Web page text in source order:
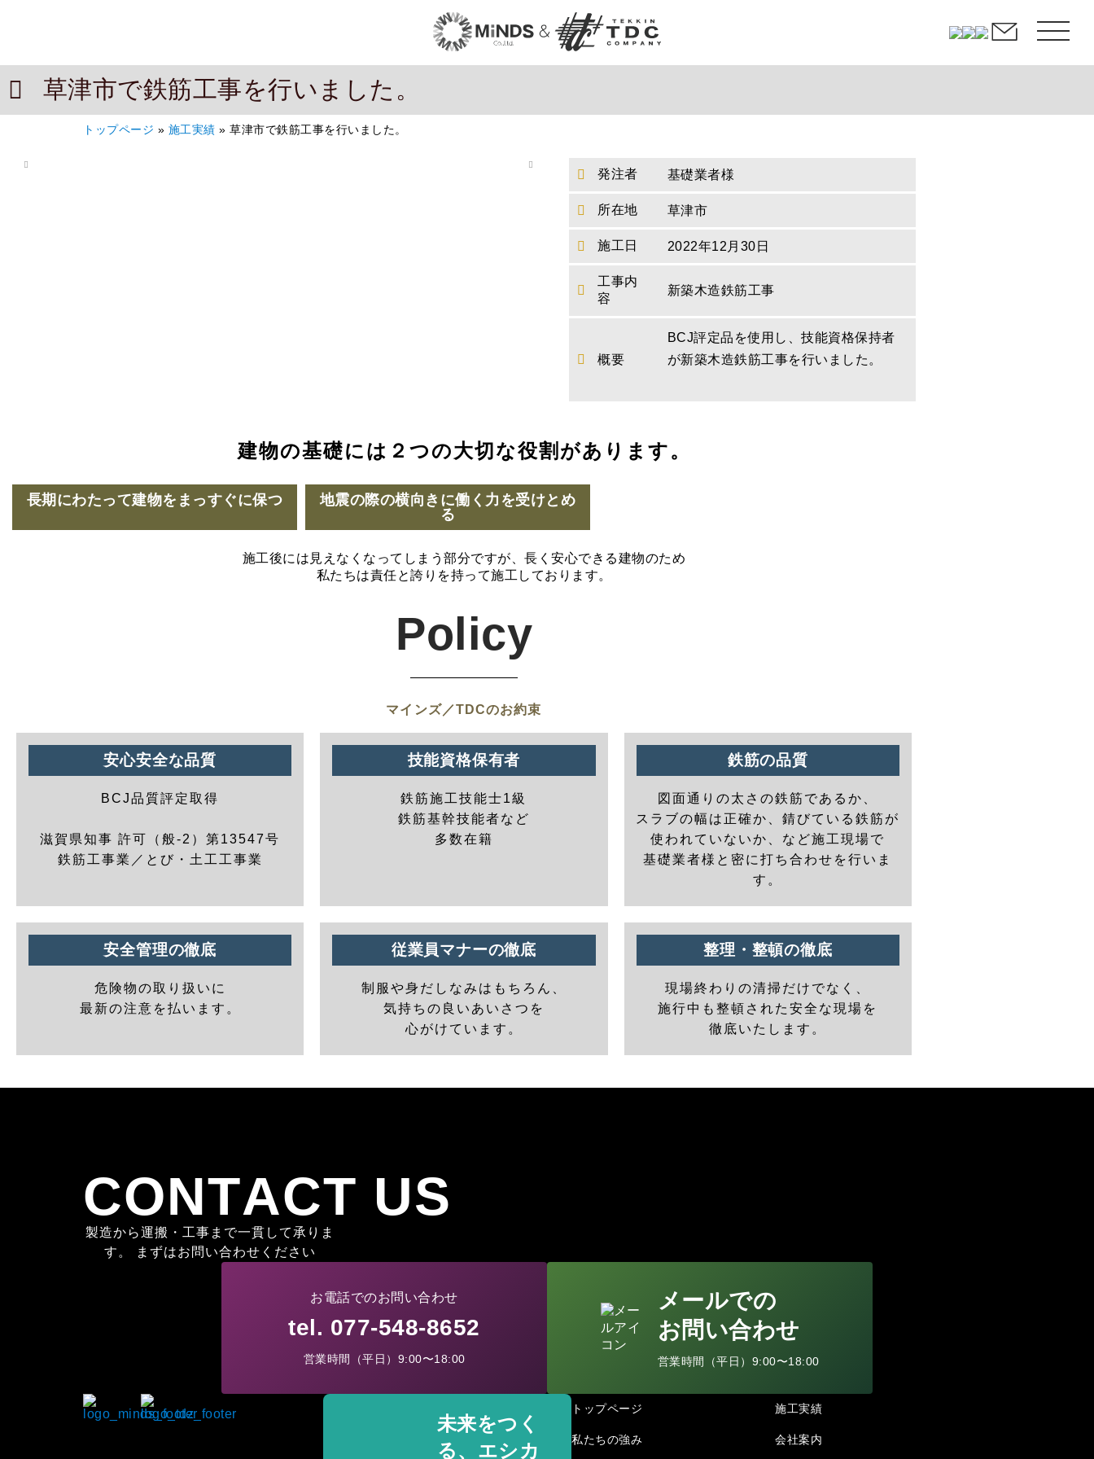
草津市で鉄筋工事を行いました。
トップページ » 施工実績 » 草津市で鉄筋工事を行いました。
発注者 基礎業者様
所在地 草津市
施工日 2022年12月30日
工事内
容
新築木造鉄筋工事
概要
BCJ評定品を使用し、技能資格保持者
が新築木造鉄筋工事を行いました。
建物の基礎には２つの大切な役割があります。
長期にわたって建物をまっすぐに保つ
地震の際の横向きに働く力を受けとめ
る
施工後には見えなくなってしまう部分ですが、長く安心できる建物のため
私たちは責任と誇りを持って施工しております。
Policy
マインズ／TDCのお約束
安心安全な品質
BCJ品質評定取得
滋賀県知事 許可（般-2）第13547号
鉄筋工事業／とび・土工工事業
技能資格保有者
鉄筋施工技能士1級
鉄筋基幹技能者など
多数在籍
鉄筋の品質
図面通りの太さの鉄筋であるか、
スラブの幅は正確か、錆びている鉄筋が
使われていないか、など施工現場で
基礎業者様と密に打ち合わせを行いま
す。
安全管理の徹底
危険物の取り扱いに
最新の注意を払います。
従業員マナーの徹底
制服や身だしなみはもちろん、
気持ちの良いあいさつを
心がけています。
整理・整頓の徹底
現場終わりの清掃だけでなく、
施行中も整頓された安全な現場を
徹底いたします。
CONTACT US
製造から運搬・工事まで一貫して承りま
す。 まずはお問い合わせください
お電話でのお問い合わせ
tel. 077-548-8652
営業時間（平日）9:00〜18:00
メールでの
お問い合わせ
営業時間（平日）9:00〜18:00
未来をつく
る、エシカ
トップページ
私たちの強み
施工実績
会社案内